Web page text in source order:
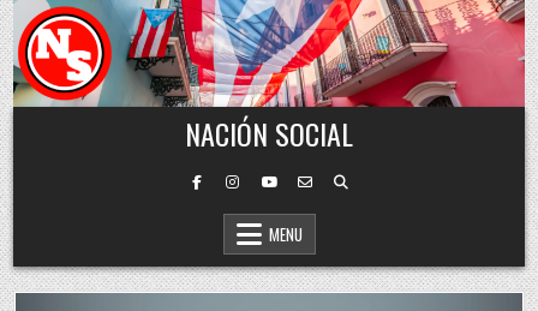
Skip to content
NACIÓN SOCIAL
MENU